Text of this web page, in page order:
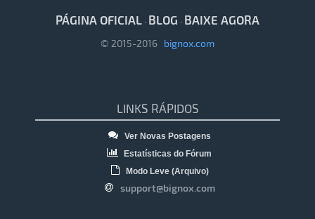
PÁGINA OFICIAL · BLOG · BAIXE AGORA
© 2015-2016 bignox.com
LINKS RÁPIDOS
Ver Novas Postagens
Estatísticas do Fórum
Modo Leve (Arquivo)
support@bignox.com